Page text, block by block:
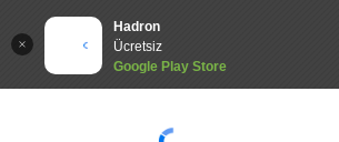
Hadron
Ücretsiz
Google Play Store